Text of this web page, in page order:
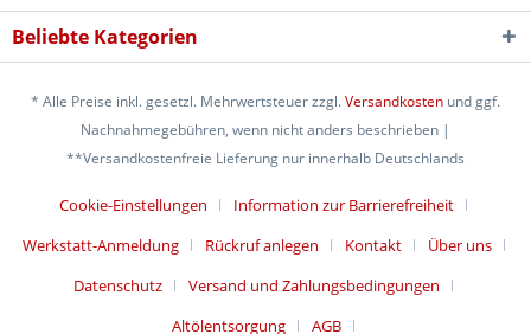
Beliebte Kategorien
* Alle Preise inkl. gesetzl. Mehrwertsteuer zzgl.Versandkosten und ggf.
Nachnahmegebühren, wenn nicht anders beschrieben |
**Versandkostenfreie Lieferung nur innerhalb Deutschlands
Cookie-Einstellungen
Information zur Barrierefreiheit
Werkstatt-Anmeldung
Rückruf anlegen Kontakt
Über uns
Datenschutz
Versand und Zahlungsbedingungen
Altölentsorgung
AGB